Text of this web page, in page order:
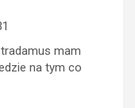
mam
na tym co